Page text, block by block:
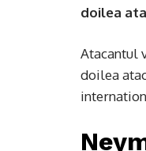
doilea
Atacantul
doilea